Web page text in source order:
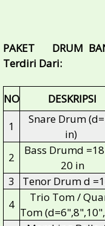
PAKET DRUM
Terdiri Dari:
NO DESKRIPSI
1
Snare Drum
in)
2
Bass Drumd
20 in
3
Tenor Drum d
4
Trio Tom /
Tom